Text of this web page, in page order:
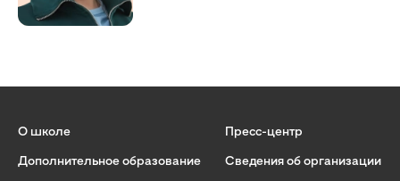
О школе
Дополнительное образование
Пресс-центр
Сведения об организации